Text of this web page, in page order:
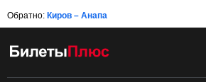
Обратно: Киров – Анапа